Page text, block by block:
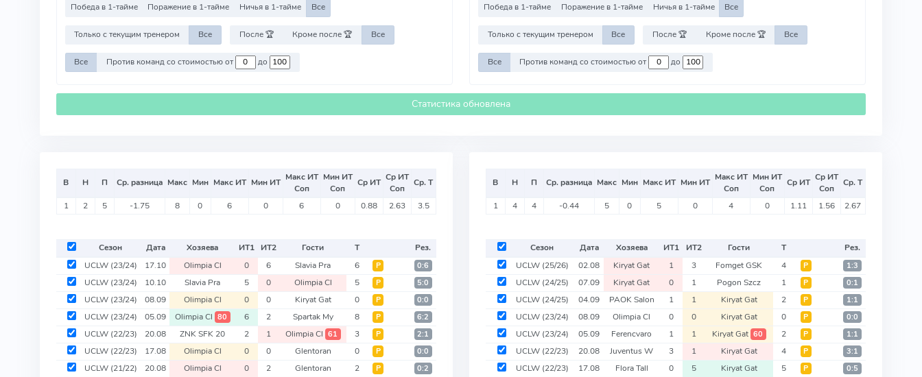
Победа в 1-тайме Поражение в 1-тайме Ничья в 1-тайме Все
Только с текущим тренером Все После 🏆 Кроме после 🏆 Все
Все Против команд со стоимостью от до
Победа в 1-тайме Поражение в 1-тайме Ничья в 1-тайме Все
Только с текущим тренером Все После 🏆 Кроме после 🏆 Все
Все Против команд со стоимостью от до
Статистика обновлена
В Н П Ср. разница Макс Мин Макс ИТ Мин ИТ Макс ИТ
Соп
Мин ИТ
Соп
Ср ИТ Ср ИТ
Соп
Ср. Т
1 2 5 -1.75 8 0 6 0 6 0 0.88 2.63 3.5
Сезон Дата Хозяева ИТ1 ИТ2 Гости Т
Рез.
UCLW (23/24) 17.10 Olimpia Cl 0 6 Slavia Pra 6 Р 0:6
UCLW (23/24) 10.10 Slavia Pra 5 0 Olimpia Cl 5 Р 5:0
UCLW (23/24) 08.09 Olimpia Cl 0 0 Kiryat Gat 0 Р 0:0
UCLW (23/24) 05.09 Olimpia Cl 80 6 2 Spartak My 8 Р 6:2
UCLW (22/23) 20.08 ZNK SFK 20 2 1 Olimpia Cl 61 3 Р 2:1
UCLW (22/23) 17.08 Olimpia Cl 0 0 Glentoran 0 Р 0:0
UCLW (21/22) 20.08 Olimpia Cl 0 2 Glentoran 2 Р 0:2
В Н П Ср. разница Макс Мин Макс ИТ Мин ИТ Макс ИТ
Соп
Мин ИТ
Соп
Ср ИТ Ср ИТ
Соп
Ср. Т
1 4 4 -0.44 5 0 5 0 4 0 1.11 1.56 2.67
Сезон Дата Хозяева ИТ1 ИТ2 Гости Т
Рез.
UCLW (25/26) 02.08 Kiryat Gat 1 3 Fomget GSK 4 Р 1:3
UCLW (24/25) 07.09 Kiryat Gat 0 1 Pogon Szcz 1 Р 0:1
UCLW (24/25) 04.09 PAOK Salon 1 1 Kiryat Gat 2 Р 1:1
UCLW (23/24) 08.09 Olimpia Cl 0 0 Kiryat Gat 0 Р 0:0
UCLW (23/24) 05.09 Ferencvaro 1 1 Kiryat Gat 60 2 Р 1:1
UCLW (22/23) 20.08 Juventus W 3 1 Kiryat Gat 4 Р 3:1
UCLW (22/23) 17.08 Flora Tall 0 5 Kiryat Gat 5 Р 0:5